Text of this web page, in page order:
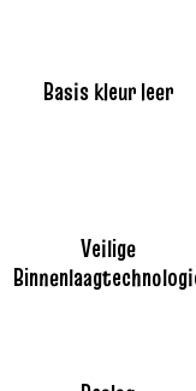
Basis kleur leer
Veilige